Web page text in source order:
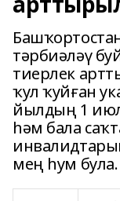
тәрбиәләү
тиерлек
ҡул ҡуйған
йылдың 1
һәм бала
мең һум була.